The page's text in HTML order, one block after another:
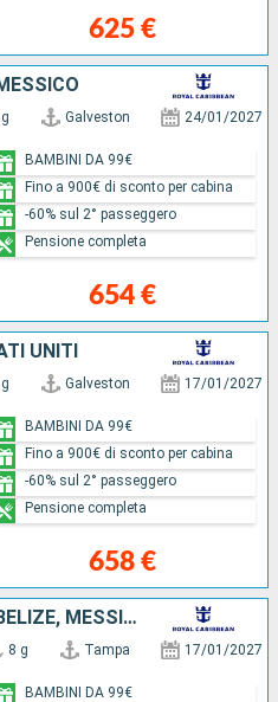
625 €
Galveston 24/01/2027
654 €
BAMBINI DA 99€
Fino a 900€ di sconto per cabina
-60% sul 2° passeggero
Pensione completa
UNITI
Galveston 17/01/2027
658 €
BAMBINI DA 99€
Fino a 900€ di sconto per cabina
-60% sul 2° passeggero
Pensione completa
STATI UNITI, HONDURAS, BELIZE, MESSICO
8 g Tampa 17/01/2027
BAMBINI DA 99€